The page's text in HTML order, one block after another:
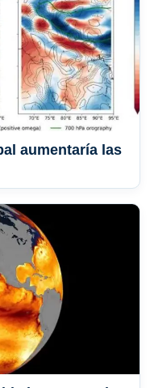
aumentaría las